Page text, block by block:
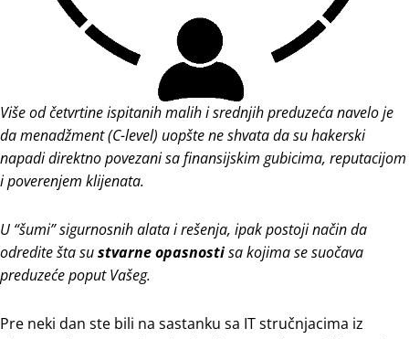
Više od četvrtine ispitanih malih i srednjih preduzeća navelo je
da menadžment (C-level) uopšte ne shvata da su hakerski
napadi direktno povezani sa finansijskim gubicima, reputacijom
i poverenjem klijenata.
U “šumi” sigurnosnih alata i rešenja, ipak postoji način da
odredite šta sustvarne opasnostisa kojima se suočava
preduzeće poput Vašeg.
Pre neki dan ste bili na sastanku sa IT stručnjacima iz